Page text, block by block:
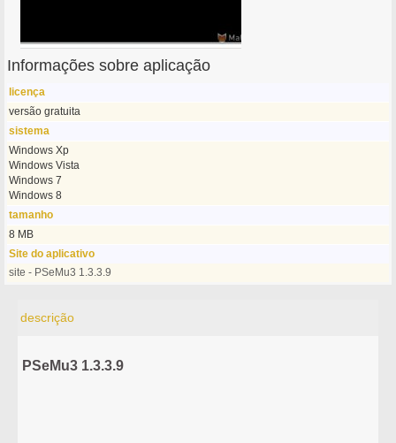
Informações sobre aplicação
licença
versão gratuita
sistema
Windows Xp
Windows Vista
Windows 7
Windows 8
tamanho
8 MB
Site do aplicativo
site - PSeMu3 1.3.3.9
descrição
PSeMu3 1.3.3.9